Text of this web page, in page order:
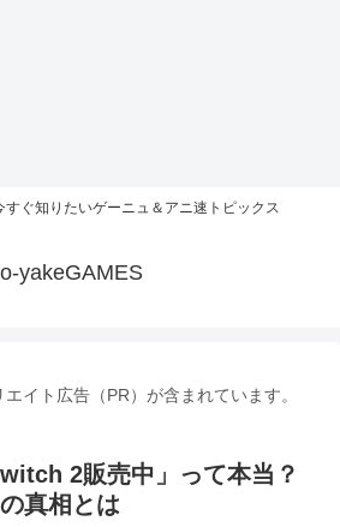
ぐ知りたいゲーニュ＆アニ速トピックス
o-yakeGAMES
イト広告（PR）が含まれています。
2販売中」って本当？
真相とは